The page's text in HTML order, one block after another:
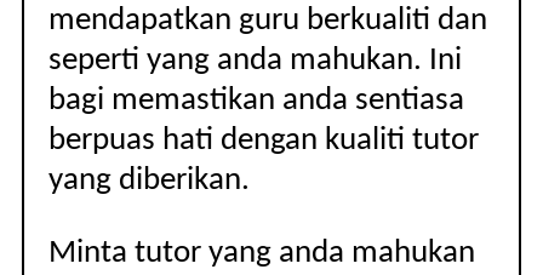
mendapatkan guru berkualiti dan
seperti yang anda mahukan. Ini
bagi memastikan anda sentiasa
berpuas hati dengan kualiti tutor
yang diberikan.
Minta tutor yang anda mahukan